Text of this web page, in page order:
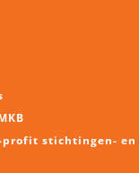
stichtingen- en